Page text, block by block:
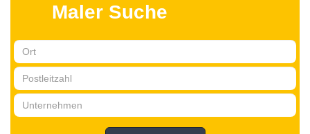
Maler Suche